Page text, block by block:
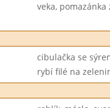
veka,
cibulačka se
rybí filé na